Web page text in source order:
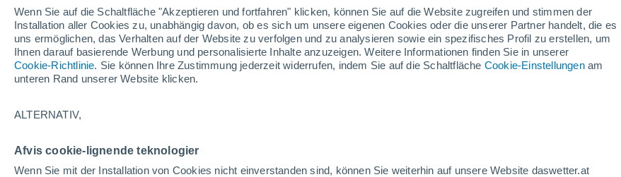
Wenn Sie auf die Schaltfläche "Akzeptieren und fortfahren" klicken, können Sie auf die Website zugreifen und stimmen der
Installation aller Cookies zu, unabhängig davon, ob es sich um unsere eigenen Cookies oder die unserer Partner handelt, die es
uns ermöglichen, das Verhalten auf der Website zu verfolgen und zu analysieren sowie ein spezifisches Profil zu erstellen, um
Ihnen darauf basierende Werbung und personalisierte Inhalte anzuzeigen. Weitere Informationen finden Sie in unserer
Cookie-Richtlinie. Sie können Ihre Zustimmung jederzeit widerrufen, indem Sie auf die Schaltfläche Cookie-Einstellungenam
unteren Rand unserer Website klicken.
ALTERNATIV,
Afvis cookie-lignende teknologier
Wenn Sie mit der Installation von Cookies nicht einverstanden sind, können Sie weiterhin auf unsere Website daswetter.at
Ebnat - Kappel
Eröffnung
139 fehlende Tage
Geschlossen
Heute
8. Aug
Morgen
9. Aug
Montag
10. Aug
Schneebericht heute